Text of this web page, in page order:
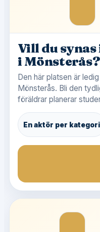
Vill du
i Mönsterås?
Den här platsen är
Mönsterås. Bli den
föräldrar planerar
En aktör per kategori